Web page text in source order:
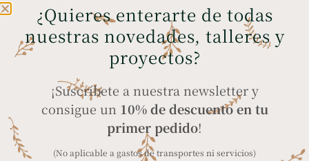
ENVÍOS GRATIS A
PENÍNSULA Y BALEARES
en compras superiores
COMPRA SEGURA
a través de tarjeta
PayPal
¿Quieres enterarte de todas
nuestras novedades, talleres y
proyectos?
¡Suscríbete a nuestra newsletter y
consigue un 10% de descuento en tu
primer pedido!
(No aplicable a gastos de transportes ni servicios)